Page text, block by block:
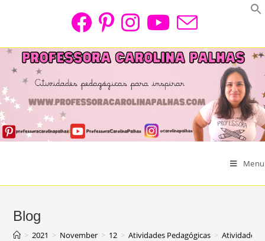
Menu
Blog
> 2021 > November > 12 > Atividades Pedagógicas > Atividade